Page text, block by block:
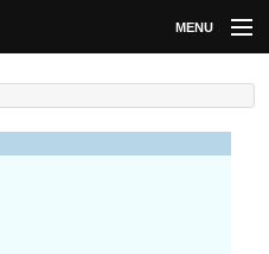
MENU